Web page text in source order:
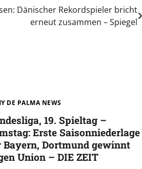
Dänischer Rekordspieler bricht
erneut zusammen – Spiegel
DE PALMA NEWS
19. Spieltag –
Erste Saisonniederlage
Bayern, Dortmund gewinnt
Union – DIE ZEIT